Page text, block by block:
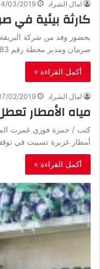
امال الشراد 03/2019
كارثة بيئية في
بحضور وفد من شركة البريقة
صرمان ومدير محطة رقم 283(الغنودي)وتغيب شركة الشرارة . عقد…
أكمل القراءة »
امال الشراد 02/2019
مياه الأمطار
كتب / حمزة فوزي غمرت
أمطار غزيرة تسببت في
أكمل القراءة »